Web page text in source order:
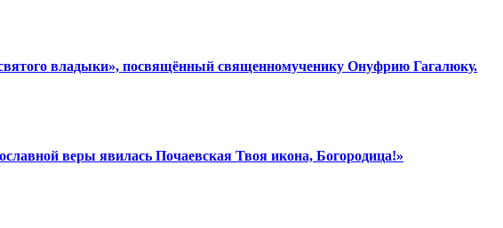
святого владыки», посвящённый священномученику Онуфрию Гагалюку.
веры явилась Почаевская Твоя икона, Богородица!»